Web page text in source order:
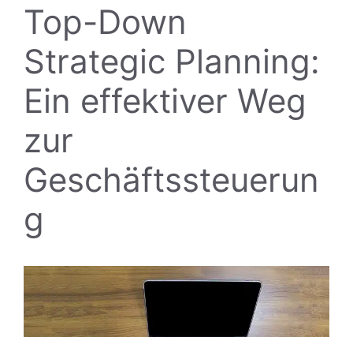
Top-Down
Strategic Planning:
Ein effektiver Weg
zur
Geschäftssteuerun
g